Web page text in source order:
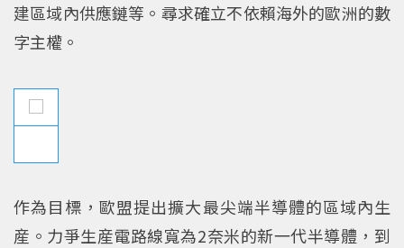
建區域內供應鏈等。尋求確立不依賴海外的歐洲的數
字主權。
作為目標，歐盟提出擴大最尖端半導體的區域內生
産。力爭生産電路線寬為2奈米的新一代半導體，到